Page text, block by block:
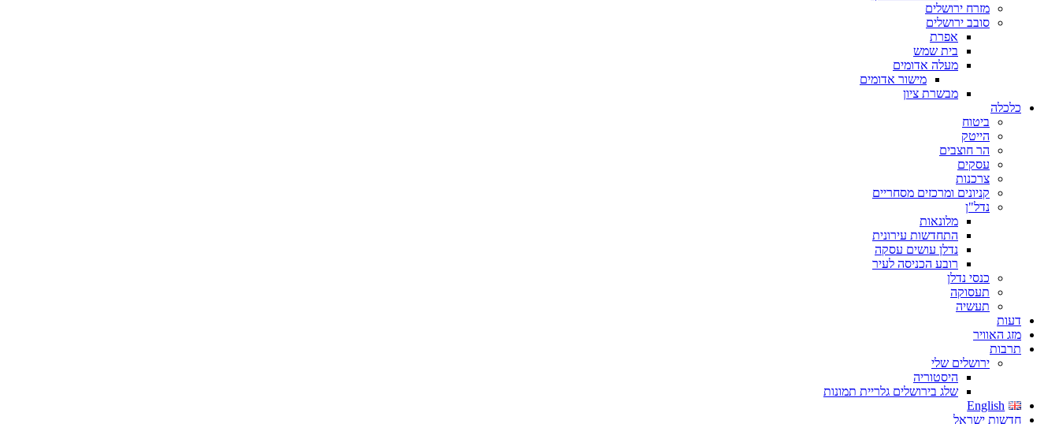
מזרח ירושלים
סובב ירושלים
אפרת
בית שמש
מעלה אדומים
מישור אדומים
מבשרת ציון
כלכלה
ביטוח
הייטק
הר חוצבים
עסקים
צרכנות
קניונים ומרכזים מסחריים
נדל"ן
מלונאות
התחדשות עירונית
נדלן עושים עסקה
רובע הכניסה לעיר
כנסי נדלן
תעסוקה
תעשיה
דעות
מזג האוויר
תרבות
ירושלים שלי
היסטוריה
שלג בירושלים גלריית תמונות
English
חדשות ישראל